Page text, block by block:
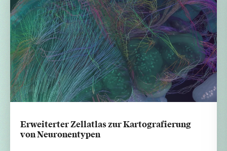
Erweiterter Zellatlas zur Kartografierung
von Neuronentypen